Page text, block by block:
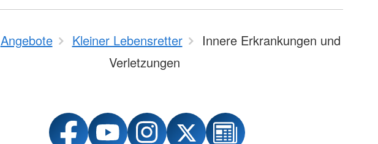
Angebote Kleiner Lebensretter
Innere Erkrankungen und
Verletzungen